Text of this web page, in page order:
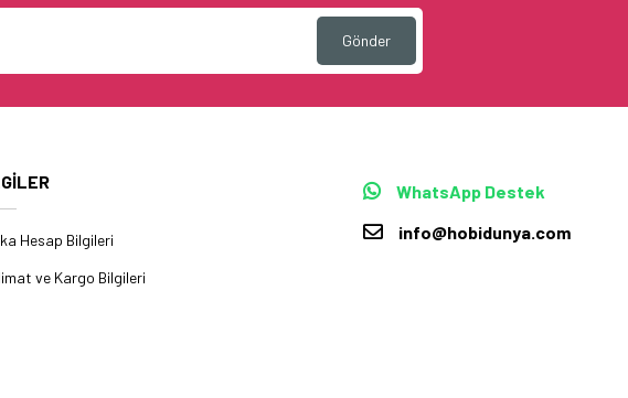
Gönder
Hesap Bilgileri
ve Kargo Bilgileri
WhatsApp Destek
info@hobidunya.com